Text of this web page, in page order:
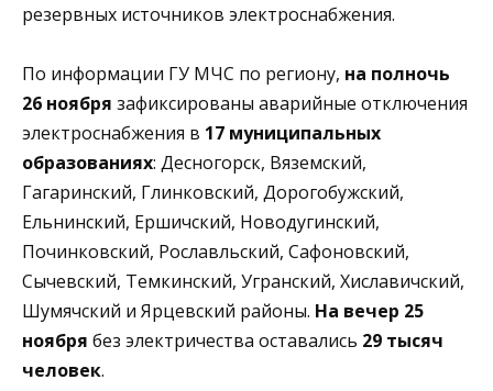
резервных источников электроснабжения.
По информации ГУ МЧС по региону, на полночь
26 ноября зафиксированы аварийные отключения
электроснабжения в 17 муниципальных
образованиях: Десногорск, Вяземский,
Гагаринский, Глинковский, Дорогобужский,
Ельнинский, Ершичский, Новодугинский,
Починковский, Рославльский, Сафоновский,
Сычевский, Темкинский, Угранский, Хиславичский,
Шумячский и Ярцевский районы. На вечер 25
ноября без электричества оставались 29 тысяч
человек.